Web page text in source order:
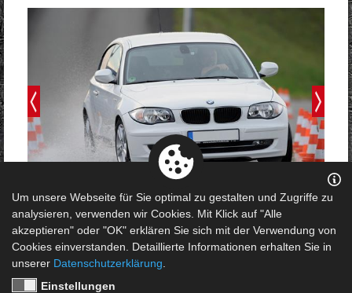
Sicherheit im Straßenverkehr ist kein Zufall, sondern
trainierbar.
Mit unseren Fahrsicherheitstrainings für
Unternehmen sorgen Sie dafür, dass Ihre Mitarbeiter
kritische Situationen besser einschätzen, Risiken
Um unsere Webseite für Sie optimal zu gestalten und Zugriffe zu
analysieren, verwenden wir Cookies. Mit Klick auf "Alle
akzeptieren" oder "OK" erklären Sie sich mit der Verwendung von
Cookies einverstanden. Detaillierte Informationen erhalten Sie in
unserer Datenschutzerklärung
Einstellungen